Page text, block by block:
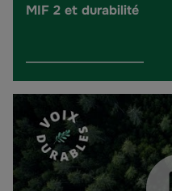
MIF 2 et durabilité